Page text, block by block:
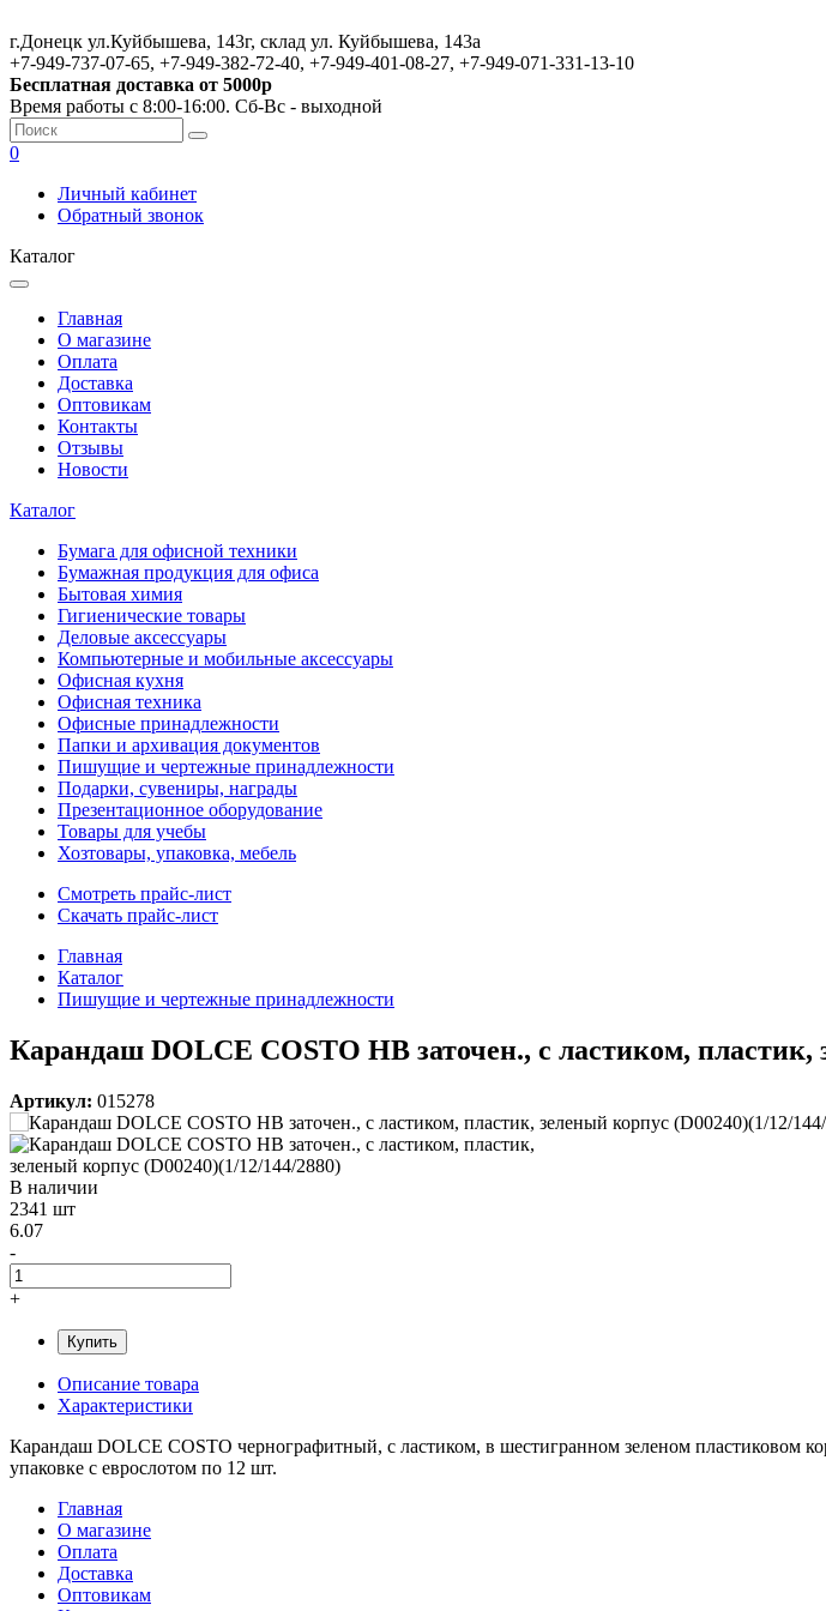
г.Донецк ул.Куйбышева, 143г, склад ул. Куйбышева, 143а
+7-949-737-07-65, +7-949-382-72-40, +7-949-401-08-27, +7-949-071-331-13-10
Бесплатная доставка от 5000р
Время работы с 8:00-16:00. Сб-Вс - выходной
0
Личный кабинет
Обратный звонок
Каталог
Главная
О магазине
Оплата
Доставка
Оптовикам
Контакты
Отзывы
Новости
Каталог
Бумага для офисной техники
Бумажная продукция для офиса
Бытовая химия
Гигиенические товары
Деловые аксессуары
Компьютерные и мобильные аксессуары
Офисная кухня
Офисная техника
Офисные принадлежности
Папки и архивация документов
Пишущие и чертежные принадлежности
Подарки, сувениры, награды
Презентационное оборудование
Товары для учебы
Хозтовары, упаковка, мебель
Смотреть прайс-лист
Скачать прайс-лист
Главная
Каталог
Пишущие и чертежные принадлежности
Карандаш DOLCE COSTO HB заточен., с ластиком, пластик,
Артикул: 015278
В наличии
2341 шт
6.07
-
+
Купить
Описание товара
Характеристики
Карандаш DOLCE COSTO чернографитный, с ластиком, в шестигранном зеленом пластиковом
упаковке с еврослотом по 12 шт.
Главная
О магазине
Оплата
Доставка
Оптовикам